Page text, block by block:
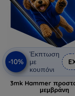
-10%
Έκπτωση
με
κουπόνι
3mk Hammer
μεμβράνη